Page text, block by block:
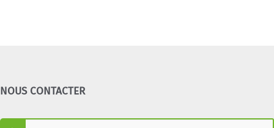
NOUS CONTACTER